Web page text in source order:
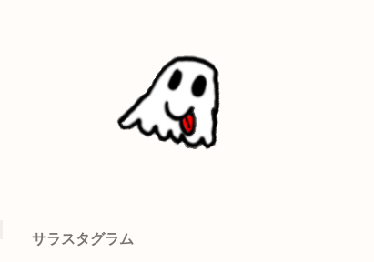
サラスタグラム